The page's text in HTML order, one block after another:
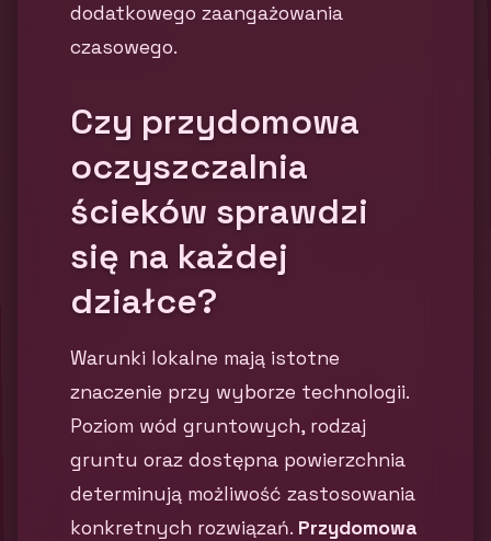
dodatkowego zaangażowania
czasowego.
Czy przydomowa
oczyszczalnia
ścieków sprawdzi
się na każdej
działce?
Warunki lokalne mają istotne
znaczenie przy wyborze technologii.
Poziom wód gruntowych, rodzaj
gruntu oraz dostępna powierzchnia
determinują możliwość zastosowania
konkretnych rozwiązań. Przydomowa